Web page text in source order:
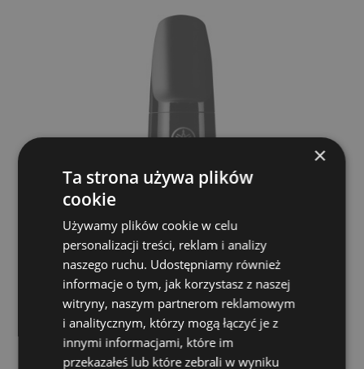
Ustnik do saksofonu sopranowego - Yamaha
MP SS 5C
YAMAHA
149,00 zł
POWIADOM O DOSTĘPNOŚCI
×
Ta strona używa plików
cookie
Używamy plików cookie w celu
personalizacji treści, reklam i analizy
naszego ruchu. Udostępniamy również
informacje o tym, jak korzystasz z naszej
witryny, naszym partnerom reklamowym
i analitycznym, którzy mogą łączyć je z
innymi informacjami, które im
przekazałeś lub które zebrali w wyniku